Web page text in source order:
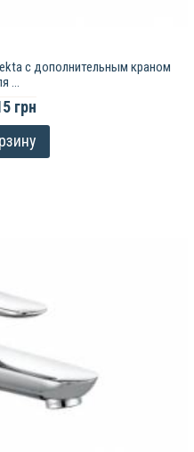
с дополнительным краном
...
грн